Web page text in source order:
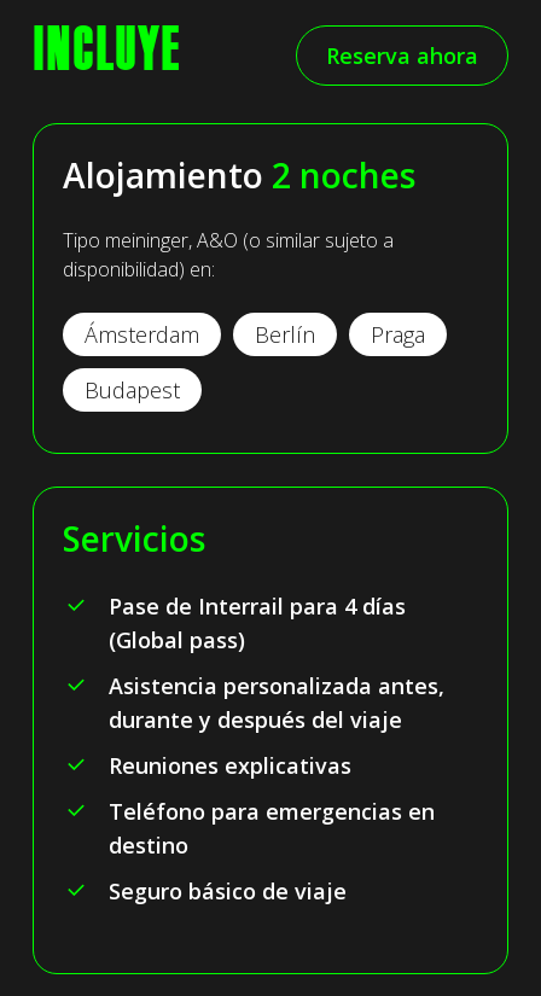
NCLUYE Reserva ahora
Alojamiento 2 noches
Tipo meininger, A&O (o similar sujeto a
disponibilidad) en:
Ámsterdam Berlín
Praga
Budapest
Servicios
Pase de Interrail para 4 días
(Global pass)
Asistencia personalizada antes,
durante y después del viaje
Reuniones explicativas
Teléfono para emergencias en
destino
Seguro básico de viaje